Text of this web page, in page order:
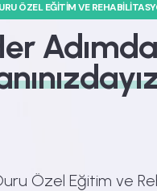
ÖZEL EĞITIM VE
Adımda
Özel Eğitim ve